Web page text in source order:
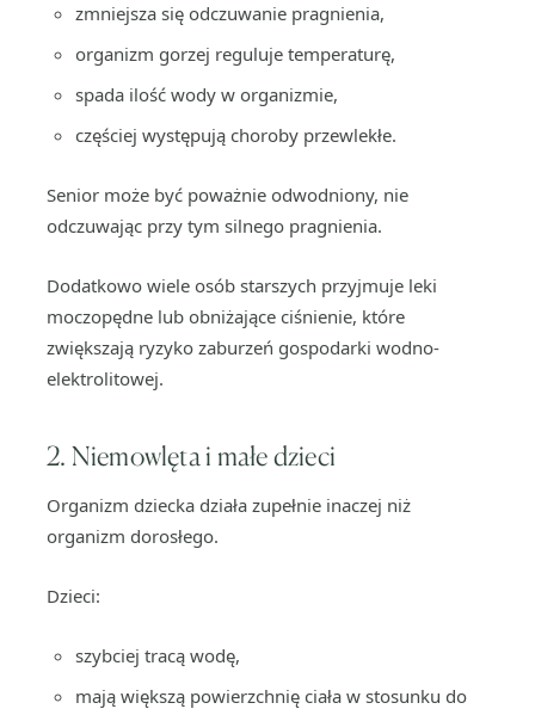
zmniejsza się odczuwanie pragnienia,
organizm gorzej reguluje temperaturę,
spada ilość wody w organizmie,
częściej występują choroby przewlekłe.
Senior może być poważnie odwodniony, nie
odczuwając przy tym silnego pragnienia.
Dodatkowo wiele osób starszych przyjmuje leki
moczopędne lub obniżające ciśnienie, które
zwiększają ryzyko zaburzeń gospodarki wodno-
elektrolitowej.
2. Niemowlęta i małe dzieci
Organizm dziecka działa zupełnie inaczej niż
organizm dorosłego.
Dzieci:
szybciej tracą wodę,
mają większą powierzchnię ciała w stosunku do